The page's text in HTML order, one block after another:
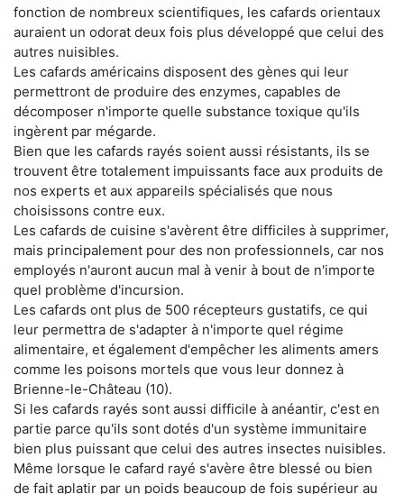
fonction de nombreux scientifiques, les cafards orientaux
auraient un odorat deux fois plus développé que celui des
autres nuisibles.
Les cafards américains disposent des gènes qui leur
permettront de produire des enzymes, capables de
décomposer n'importe quelle substance toxique qu'ils
ingèrent par mégarde.
Bien que les cafards rayés soient aussi résistants, ils se
trouvent être totalement impuissants face aux produits de
nos experts et aux appareils spécialisés que nous
choisissons contre eux.
Les cafards de cuisine s'avèrent être difficiles à supprimer,
mais principalement pour des non professionnels, car nos
employés n'auront aucun mal à venir à bout de n'importe
quel problème d'incursion.
Les cafards ont plus de 500 récepteurs gustatifs, ce qui
leur permettra de s'adapter à n'importe quel régime
alimentaire, et également d'empêcher les aliments amers
comme les poisons mortels que vous leur donnez à
Brienne-le-Château (10).
Si les cafards rayés sont aussi difficile à anéantir, c'est en
partie parce qu'ils sont dotés d'un système immunitaire
bien plus puissant que celui des autres insectes nuisibles.
Même lorsque le cafard rayé s'avère être blessé ou bien
de fait aplatir par un poids beaucoup de fois supérieur au